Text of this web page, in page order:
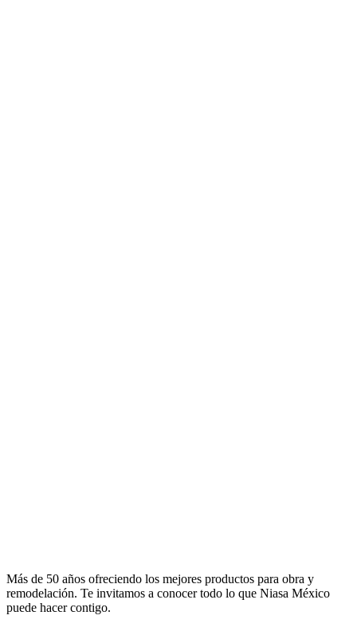
Más de 50 años ofreciendo los mejores productos para obra y
remodelación. Te invitamos a conocer todo lo que Niasa México
puede hacer contigo.